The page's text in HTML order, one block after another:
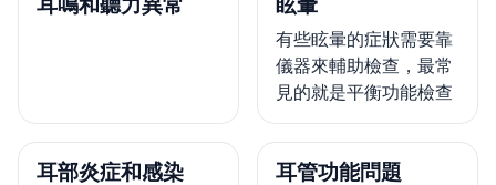
有些眩暈的症狀需要靠
儀器來輔助檢查，最常
見的就是平衡功能檢查
耳部炎症和感染 耳管功能問題